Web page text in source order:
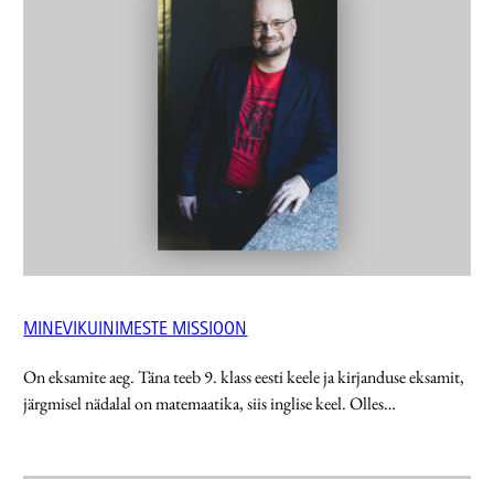
MINEVIKUINIMESTE MISSIOON
On eksamite aeg. Täna teeb 9. klass eesti keele ja kirjanduse eksamit,
järgmisel nädalal on matemaatika, siis inglise keel. Olles…